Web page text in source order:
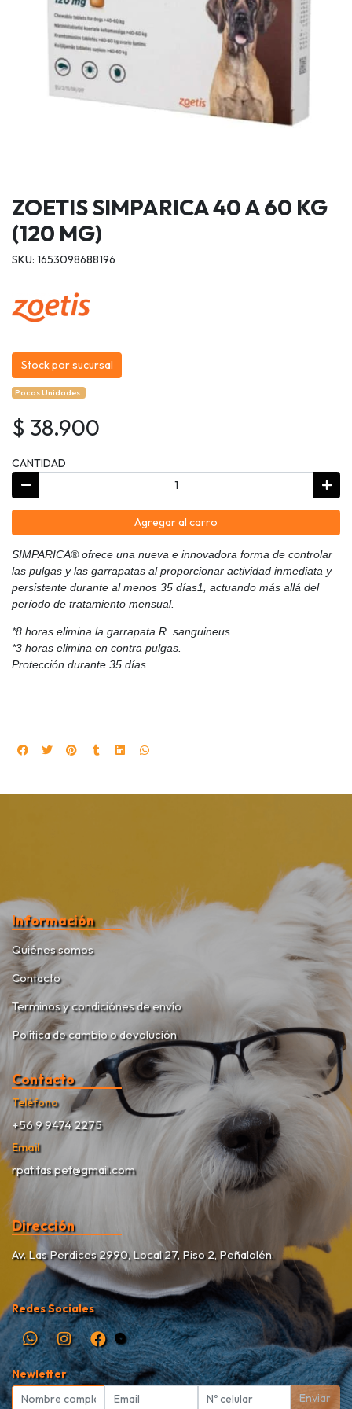
ZOETIS SIMPARICA 40 A 60 KG
(120 MG)
SKU: 1653098688196
Stock por sucursal
Pocas Unidades.
$ 38.900
CANTIDAD
Agregar al carro
SIMPARICA® ofrece una nueva e innovadora forma de controlar
las pulgas y las garrapatas al proporcionar actividad inmediata y
persistente durante al menos 35 días1, actuando más allá del
período de tratamiento mensual.
*8 horas elimina la garrapata R. sanguineus.
*3 horas elimina en contra pulgas.
Protección durante 35 días
Información
Quiénes somos
Contacto
Terminos y condiciónes de envío
Política de cambio o devolución
Contacto
Teléfono
+56 9 9474 2275
Email
rpatitas.pet@gmail.com
Dirección
Av. Las Perdices 2990, Local 27, Piso 2, Peñalolén.
Redes Sociales
Newletter
Enviar